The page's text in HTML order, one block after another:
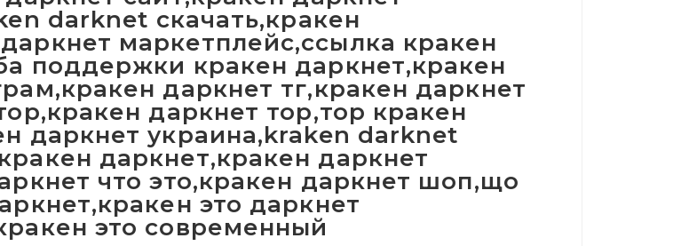
darknet скачать,кракен
маркетплейс,ссылка кракен
поддержки кракен даркнет,кракен
даркнет тг,кракен даркнет
даркнет тор,тор кракен
даркнет украина,kraken darknet
даркнет,кракен даркнет
что это,кракен даркнет шоп,що
это даркнет
это современный